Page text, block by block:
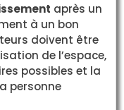
après un
à un bon
doivent être
de l’espace,
possibles et la
personne